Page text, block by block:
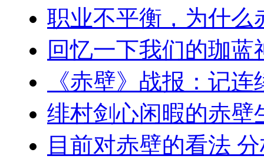
职业不平衡，为什么
回忆一下我们的珈蓝
《赤壁》战报：记
绯村剑心闲暇的赤壁
目前对赤壁的看法